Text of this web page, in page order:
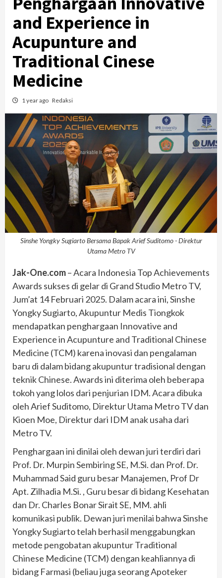
and Experience in
Acupunture and
Traditional Cinese
Medicine
1 year ago Redaksi
Sinshe Yongky Sugiarto Bersama Bapak Arief Suditomo - Direktur
Utama Metro TV
Jak-One.com– Acara Indonesia Top Achievements
Awards sukses di gelar di Grand Studio Metro TV,
Jum’at 14 Februari 2025. Dalam acara ini, Sinshe
Yongky Sugiarto, Akupuntur Medis Tiongkok
mendapatkan penghargaan Innovative and
Experience in Acupunture and Traditional Chinese
Medicine (TCM) karena inovasi dan pengalaman
baru di dalam bidang akupuntur tradisional dengan
teknik Chinese. Awards ini diterima oleh beberapa
tokoh yang lolos dari penjurian IDM. Acara dibuka
oleh Arief Suditomo, Direktur Utama Metro TV dan
Kioen Moe, Direktur dari IDM anak usaha dari
Metro TV.
Penghargaan ini dinilai oleh dewan juri terdiri dari
Prof. Dr. Murpin Sembiring SE, M.Si. dan Prof. Dr.
Muhammad Said guru besar Manajemen, Prof Dr
Apt. Zilhadia M.Si. , Guru besar di bidang Kesehatan
dan Dr. Charles Bonar Sirait SE, MM. ahli
komunikasi publik. Dewan juri menilai bahwa Sinshe
Yongky Sugiarto telah berhasil menggabungkan
metode pengobatan akupuntur Traditional
Chinese Medicine (TCM) dengan keahliannya di
bidang Farmasi (beliau juga seorang Apoteker